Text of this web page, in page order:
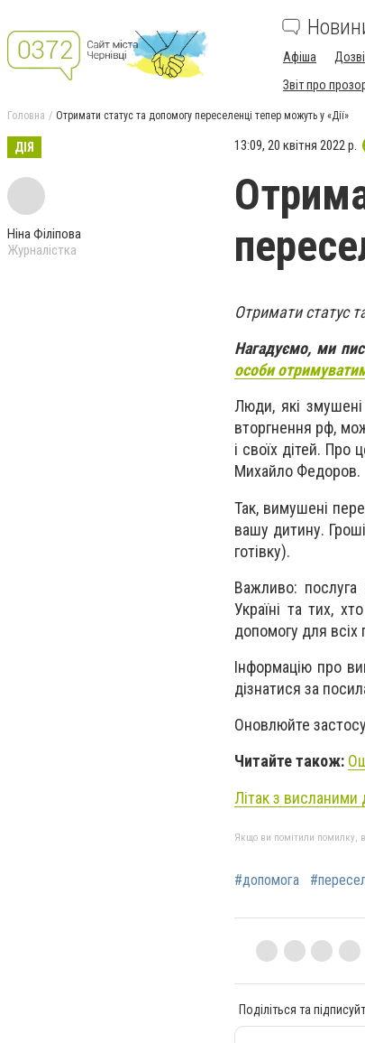
Афіша
Звіт про
Головна Отримати статус та допомогу переселенці тепер можуть у «Дії»
ДІЯ
Ніна Філіпова
Журналістка
13:09, 20 квітня 2022 р.
Отримати статус
Нагадуємо, ми
особи
Люди, які
вторгнення рф,
і своїх дітей. Про
Михайло Федоров.
Так, вимушені
вашу дитину.
готівку).
Важливо: послуга
Україні та тих,
допомогу для всіх
Інформацію про
дізнатися за
Оновлюйте
Читайте також:
Літак з
Якщо ви помітили помилку,
#допомога
Поділіться та